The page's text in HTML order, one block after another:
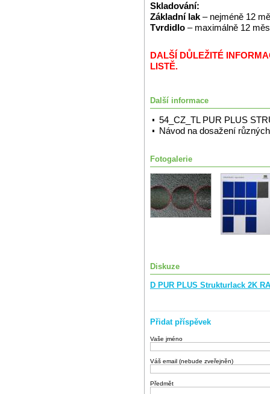
Skladování:
Základní lak – nejméně 12
Tvrdidlo – maximálně 12
DALŠÍ DŮLEŽITÉ
LISTĚ.
Další informace
54_CZ_TL PUR PLUS
Návod na dosažení
Fotogalerie
Diskuze
D PUR PLUS Strukturlack 2K
Přidat příspěvek
Vaše jméno
Váš email (nebude zveřejněn)
Předmět